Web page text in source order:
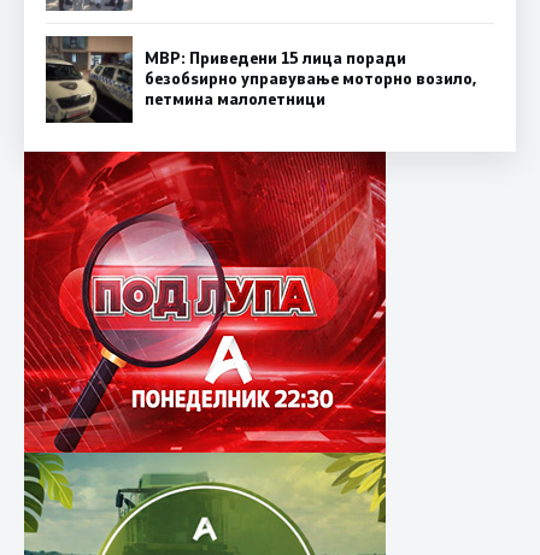
МВР: Приведени 15 лица поради
безобѕирно управување моторно возило,
петмина малолетници